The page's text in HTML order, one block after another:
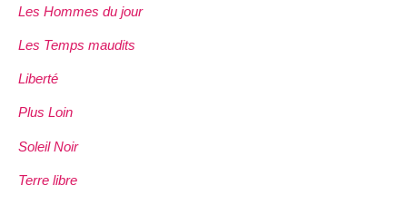
Les Hommes du jour
Les Temps maudits
Liberté
Plus Loin
Soleil Noir
Terre libre